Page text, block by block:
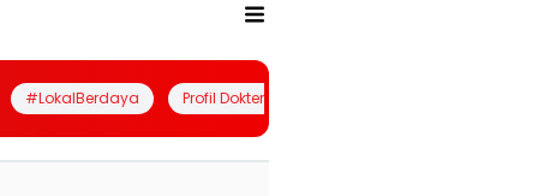
#LokalBerdaya Profil Dokter